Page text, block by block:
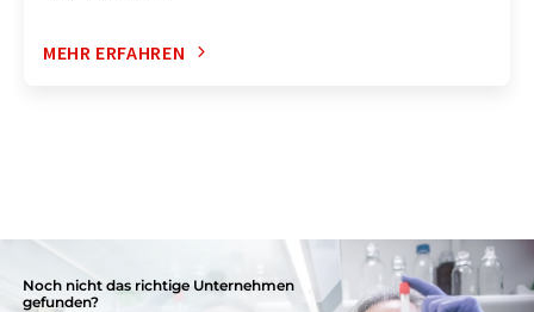
MEHR ERFAHREN
Noch nicht das richtige Unternehmen
gefunden?